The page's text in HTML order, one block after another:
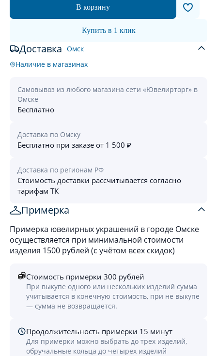
В корзину
Купить в 1 клик
Доставка Омск
Наличие в магазинах
Самовывоз из любого магазина сети «Ювелирторг» в
Омске
Бесплатно
Доставка по Омску
Бесплатно при заказе от 1 500 ₽
Доставка по регионам РФ
Стоимость доставки рассчитывается согласно
тарифам ТК
Примерка
Примерка ювелирных украшений в городе Омске
осуществляется при минимальной стоимости
изделия 1500 рублей (с учётом всех скидок)
Стоимость примерки 300 рублей
При выкупе одного или нескольких изделий сумма
учитывается в конечную стоимость, при не выкупе
— сумма не возвращается.
Продолжительность примерки 15 минут
Для примерки можно выбрать до трех изделий,
обручальные кольца до четырех изделий